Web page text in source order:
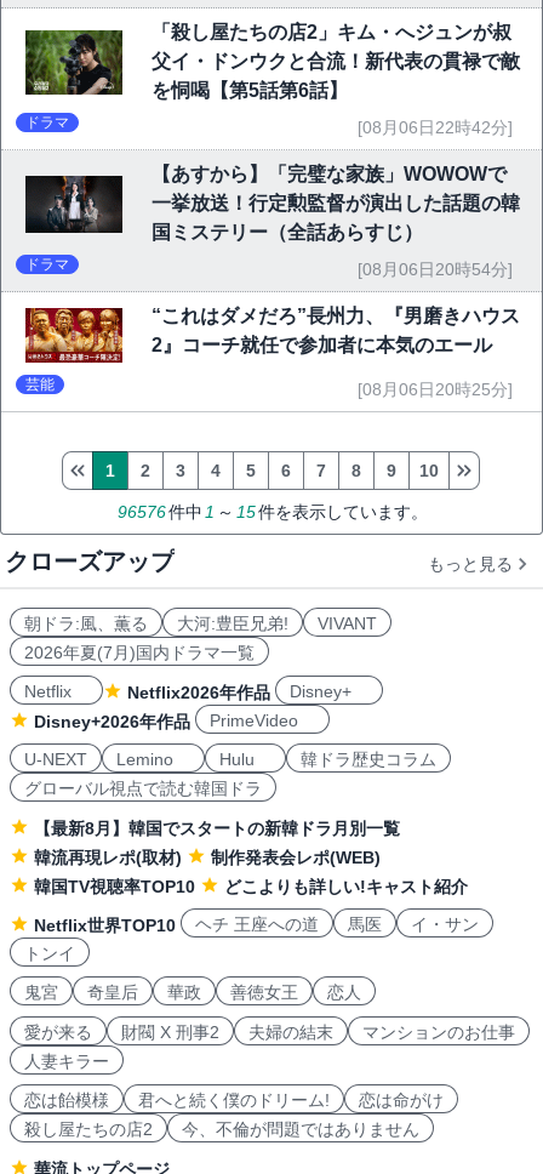
「殺し屋たちの店2」キム・へジュンが叔
父イ・ドンウクと合流！新代表の貫禄で敵
を恫喝【第5話第6話】
ドラマ [08月06日22時42分]
【あすから】「完璧な家族」WOWOWで
一挙放送！行定勲監督が演出した話題の韓
国ミステリー（全話あらすじ）
ドラマ [08月06日20時54分]
“これはダメだろ”長州力、『男磨きハウス
2』コーチ就任で参加者に本気のエール
芸能 [08月06日20時25分]
96576件中 1 ～ 15件を表示しています。
1 2 3 4 5 6 7 8 9 10
クローズアップ もっと見る
朝ドラ:風、薫る 大河:豊臣兄弟!
VIVANT
2026年夏(7月)国内ドラマ一覧
Netflix
Netflix2026年作品
Disney+
Disney+2026年作品
PrimeVideo
U-NEXT
Lemino Hulu
韓ドラ歴史コラム
グローバル視点で読む韓国ドラ
【最新8月】韓国でスタートの新韓ドラ月別一覧
韓流再現レポ(取材)
制作発表会レポ(WEB)
韓国TV視聴率TOP10
どこよりも詳しい!キャスト紹介
Netflix世界TOP10
ヘチ 王座への道 馬医
イ・サン
トンイ
鬼宮
奇皇后 華政 善徳女王 恋人
愛が来る 財閥 X 刑事2 夫婦の結末
マンションのお仕事
人妻キラー
恋は飴模様
君へと続く僕のドリーム!
恋は命がけ
殺し屋たちの店2
今、不倫が問題ではありません
華流トップページ